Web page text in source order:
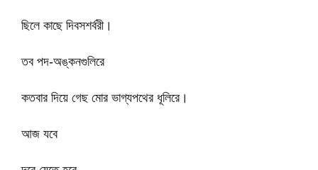
ছিলে কাছে দিবসশর্বরী।
তব পদ-অঙ্কনগুলিরে
কতবার দিয়ে গেছ মোর ভাগ্যপথের ধূলিরে।
আজ যবে